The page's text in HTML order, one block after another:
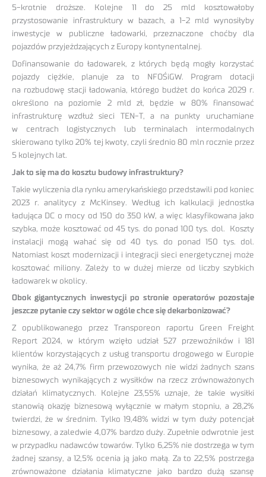
5-krotnie droższe. Kolejne 11 do 25 mld kosztowałoby
przystosowanie infrastruktury w bazach, a 1-2 mld wynosiłyby
inwestycje w publiczne ładowarki, przeznaczone choćby dla
pojazdów przyjeżdzających z Europy kontynentalnej.
Dofinansowanie do ładowarek, z których będą mogły korzystać
pojazdy ciężkie, planuje za to NFOŚiGW. Program dotacji
na rozbudowę stacji ładowania, którego budżet do końca 2029 r.
określono na poziomie 2 mld zł, będzie w 80% finansować
infrastrukturę wzdłuż sieci TEN-T, a na punkty uruchamiane
w centrach logistycznych lub terminalach intermodalnych
skierowano tylko 20% tej kwoty, czyli średnio 80 mln rocznie przez
5 kolejnych lat.
Jak to się ma do kosztu budowy infrastruktury?
Takie wyliczenia dla rynku amerykańskiego przedstawili pod koniec
2023 r. analitycy z McKinsey. Według ich kalkulacji jednostka
ładująca DC o mocy od 150 do 350 kW, a więc klasyfikowana jako
szybka, może kosztować od 45 tys. do ponad 100 tys. dol. Koszty
instalacji mogą wahać się od 40 tys. do ponad 150 tys. dol.
Natomiast koszt modernizacji i integracji sieci energetycznej może
kosztować miliony. Zależy to w dużej mierze od liczby szybkich
ładowarek w okolicy.
Obok gigantycznych inwestycji po stronie operatorów pozostaje
jeszcze pytanie czy sektor w ogóle chce się dekarbonizować?
Z opublikowanego przez Transporeon raportu Green Freight
Report 2024, w którym wzięło udział 527 przewoźników i 181
klientów korzystających z usług transportu drogowego w Europie
wynika, że aż 24,7% firm przewozowych nie widzi żadnych szans
biznesowych wynikających z wysiłków na rzecz zrównoważonych
działań klimatycznych. Kolejne 23,55% uznaje, że takie wysiłki
stanowią okazję biznesową wyłącznie w małym stopniu, a 28,2%
twierdzi, że w średnim. Tylko 19,48% widzi w tym duży potencjał
biznesowy, a zaledwie 4,07% bardzo duży. Zupełnie odwrotnie jest
w przypadku nadawców towarów. Tylko 6,25% nie dostrzega w tym
żadnej szansy, a 12,5% ocenia ją jako małą. Za to 22,5% postrzega
zrównoważone działania klimatyczne jako bardzo dużą szansę